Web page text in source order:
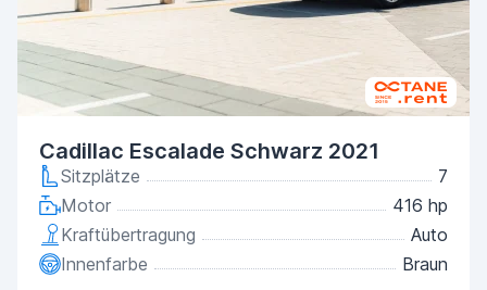
Cadillac Escalade Schwarz 2021
Sitzplätze
7
Motor
416 hp
Kraftübertragung
Auto
Innenfarbe
Braun